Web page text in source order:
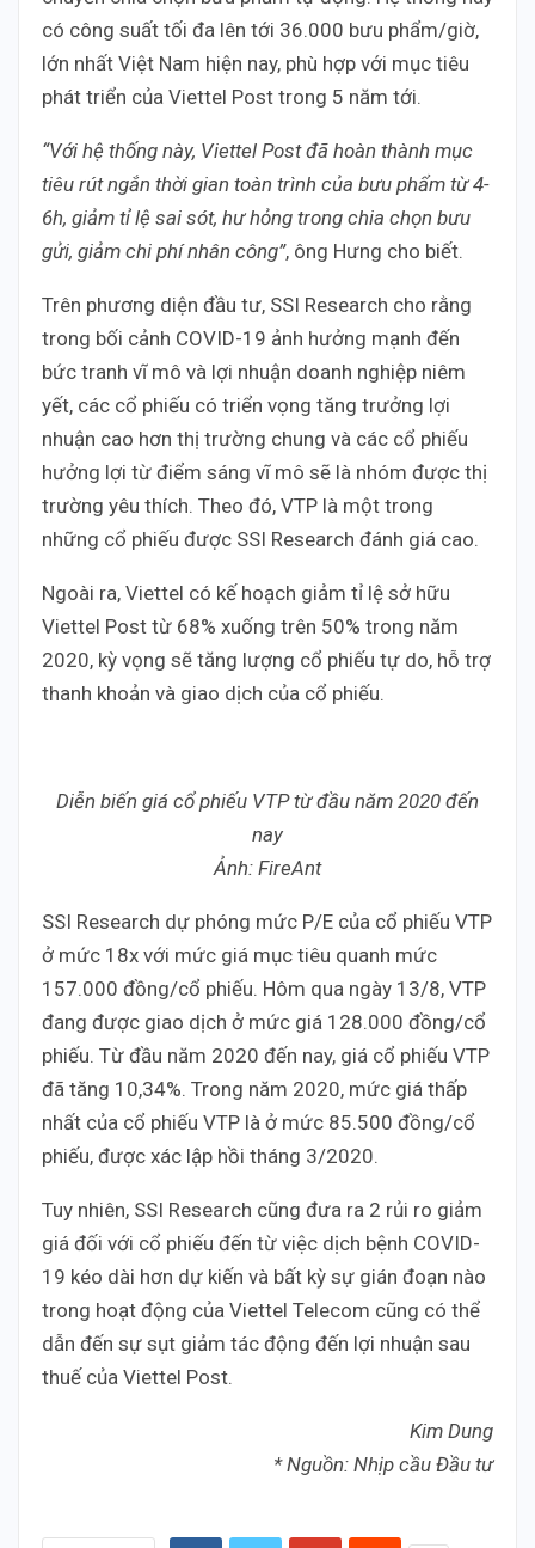
có công suất tối đa lên tới 36.000 bưu phẩm/giờ,
lớn nhất Việt Nam hiện nay, phù hợp với mục tiêu
phát triển của Viettel Post trong 5 năm tới.
“Với hệ thống này, Viettel Post đã hoàn thành mục
tiêu rút ngắn thời gian toàn trình của bưu phẩm từ 4-
6h, giảm tỉ lệ sai sót, hư hỏng trong chia chọn bưu
gửi, giảm chi phí nhân công”, ông Hưng cho biết.
Trên phương diện đầu tư, SSI Research cho rằng
trong bối cảnh COVID-19 ảnh hưởng mạnh đến
bức tranh vĩ mô và lợi nhuận doanh nghiệp niêm
yết, các cổ phiếu có triển vọng tăng trưởng lợi
nhuận cao hơn thị trường chung và các cổ phiếu
hưởng lợi từ điểm sáng vĩ mô sẽ là nhóm được thị
trường yêu thích. Theo đó, VTP là một trong
những cổ phiếu được SSI Research đánh giá cao.
Ngoài ra, Viettel có kế hoạch giảm tỉ lệ sở hữu
Viettel Post từ 68% xuống trên 50% trong năm
2020, kỳ vọng sẽ tăng lượng cổ phiếu tự do, hỗ trợ
thanh khoản và giao dịch của cổ phiếu.
Diễn biến giá cổ phiếu VTP từ đầu năm 2020 đến
nay
Ảnh: FireAnt
SSI Research dự phóng mức P/E của cổ phiếu VTP
ở mức 18x với mức giá mục tiêu quanh mức
157.000 đồng/cổ phiếu. Hôm qua ngày 13/8, VTP
đang được giao dịch ở mức giá 128.000 đồng/cổ
phiếu. Từ đầu năm 2020 đến nay, giá cổ phiếu VTP
đã tăng 10,34%. Trong năm 2020, mức giá thấp
nhất của cổ phiếu VTP là ở mức 85.500 đồng/cổ
phiếu, được xác lập hồi tháng 3/2020.
Tuy nhiên, SSI Research cũng đưa ra 2 rủi ro giảm
giá đối với cổ phiếu đến từ việc dịch bệnh COVID-
19 kéo dài hơn dự kiến và bất kỳ sự gián đoạn nào
trong hoạt động của Viettel Telecom cũng có thể
dẫn đến sự sụt giảm tác động đến lợi nhuận sau
thuế của Viettel Post.
Kim Dung
* Nguồn: Nhịp cầu Đầu tư